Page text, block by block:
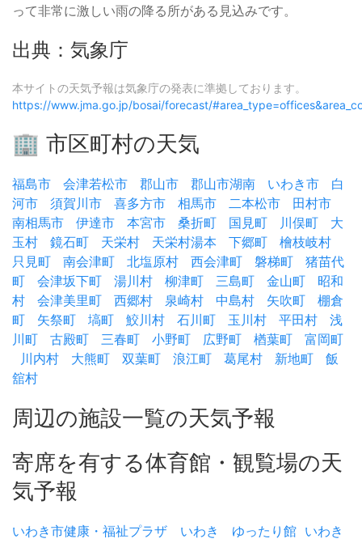
って非常に激しい雨の降る所がある見込みです。
出典：気象庁
本サイトの天気予報は気象庁の発表に準拠しております。
https://www.jma.go.jp/bosai/forecast/
🏢 市区町村の天気
福島市 会津若松市 郡山市 郡山市湖南 いわき市
白
河市
須賀川市 喜多方市 相馬市 二本松市
田村市
南相馬市
伊達市 本宮市 桑折町 国見町 川俣町
大
玉村
鏡石町 天栄村 天栄村湯本 下郷町
檜枝岐村
只見町
南会津町 北塩原村 西会津町 磐梯町
猪苗代
町
会津坂下町 湯川村 柳津町 三島町 金山町
昭和
村
会津美里町 西郷村 泉崎村 中島村 矢吹町
棚倉
町
矢祭町 塙町 鮫川村 石川町 玉川村 平田村
浅
川町
古殿町 三春町 小野町 広野町 楢葉町
富岡町
川内村
大熊町 双葉町 浪江町 葛尾村 新地町
飯
舘村
周辺の施設一覧の天気予報
寄席を有する体育館・観覧場の天
気予報
いわき市健康・福祉プラザ いわき ゆったり館 いわき